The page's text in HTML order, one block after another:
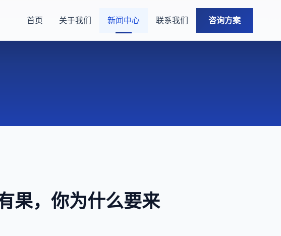
首页 关于我们 新闻中心 联系我们 咨询方案
果，你为什么要来